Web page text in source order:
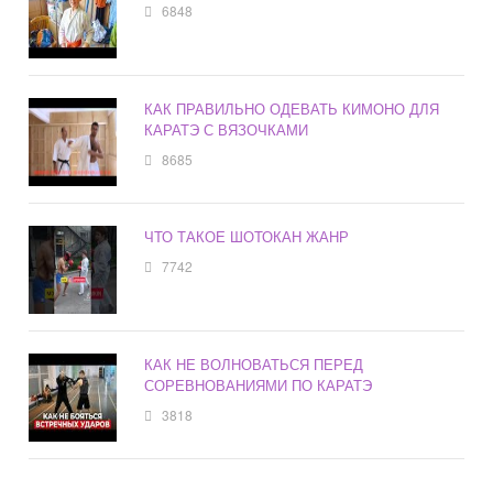
6848
КАК ПРАВИЛЬНО ОДЕВАТЬ КИМОНО ДЛЯ
КАРАТЭ С ВЯЗОЧКАМИ
8685
ЧТО ТАКОЕ ШОТОКАН ЖАНР
7742
КАК НЕ ВОЛНОВАТЬСЯ ПЕРЕД
СОРЕВНОВАНИЯМИ ПО КАРАТЭ
3818